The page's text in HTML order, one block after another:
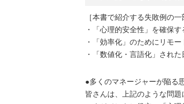
［本書で紹介する失敗例の一
・「心理的安全性」を確保
・「効率化」のためにリモ
・「数値化・言語化」され
●多くのマネージャーが陥る
皆さんは、上記のような問